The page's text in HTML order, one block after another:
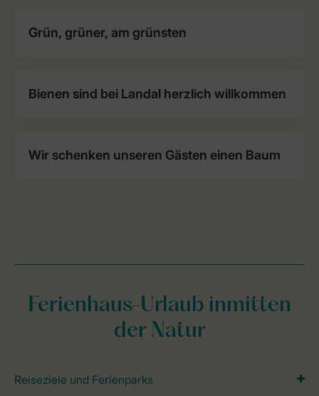
Grün, grüner, am grünsten
Bienen sind bei Landal herzlich willkommen
Wir schenken unseren Gästen einen Baum
Ferienhaus-Urlaub inmitten
der Natur
Reiseziele und Ferienparks